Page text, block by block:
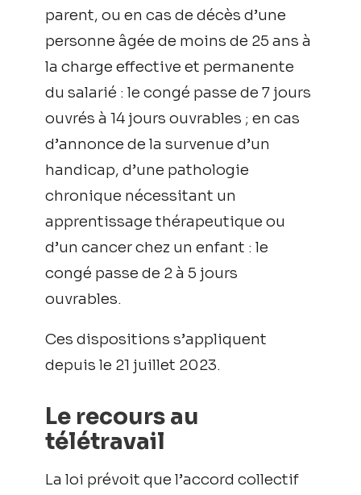
parent, ou en cas de décès d’une
personne âgée de moins de 25 ans à
la charge effective et permanente
du salarié : le congé passe de 7 jours
ouvrés à 14 jours ouvrables ; en cas
d’annonce de la survenue d’un
handicap, d’une pathologie
chronique nécessitant un
apprentissage thérapeutique ou
d’un cancer chez un enfant : le
congé passe de 2 à 5 jours
ouvrables.
Ces dispositions s’appliquent
depuis le 21 juillet 2023.
Le recours au
télétravail
La loi prévoit que l’accord collectif